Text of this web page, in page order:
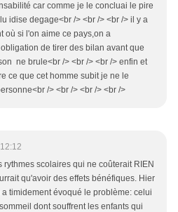
car comme je le concluai le pire
idise degage<br /> <br /> <br /> il y a
où si l'on aime ce pays,on a
de tirer des bilan avant que
ne brule<br /> <br /> <br /> enfin et
ce que cet homme subit je ne le
/> <br /> <br /> <br />
rythmes scolaires qui ne coûterait RIEN
qu'avoir des effets bénéfiques. Hier
a timidement évoqué le problème: celui
dont souffrent les enfants qui